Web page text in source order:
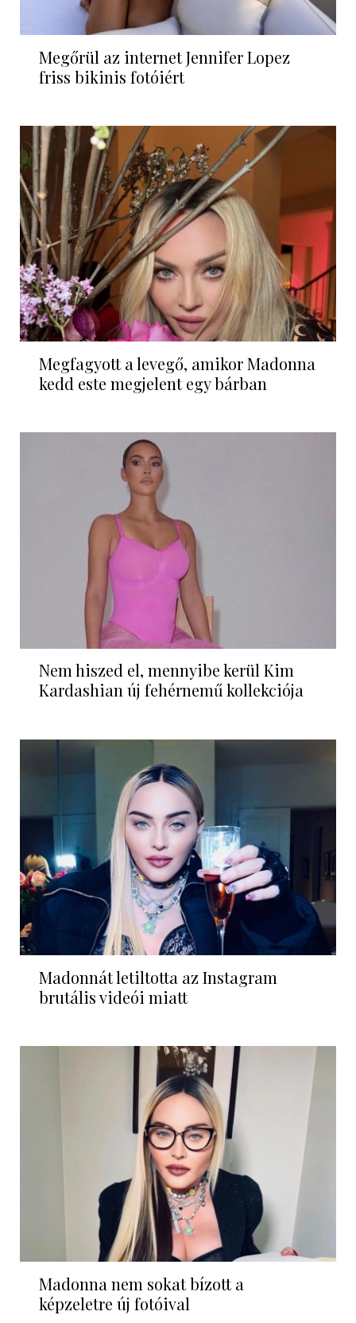
Megőrül az internet Jennifer Lopez
friss bikinis fotóiért
Megfagyott a levegő, amikor Madonna
kedd este megjelent egy bárban
Nem hiszed el, mennyibe kerül Kim
Kardashian új fehérnemű kollekciója
Madonnát letiltotta az Instagram
brutális videói miatt
Madonna nem sokat bízott a
képzeletre új fotóival